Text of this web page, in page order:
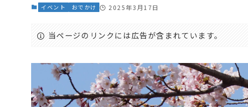
イベント おでかけ 2025年3月17日
当ページのリンクには広告が含まれています。